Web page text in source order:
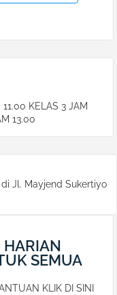
KELAS 3 JAM
13.00
Jl. Mayjend Sukertiyo
HARIAN
SEMUA
KLIK DI SINI